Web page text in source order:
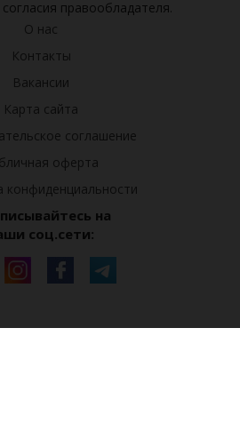
правообладателя.
О нас
Контакты
Вакансии
Карта сайта
соглашение
оферта
конфиденциальности
на
соц.сети: